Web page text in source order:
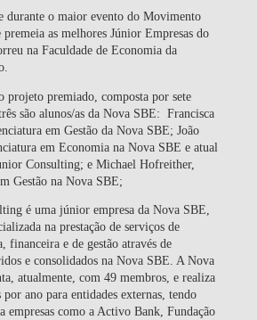
durante o maior evento do Movimento
as melhores Júnior Empresas do
na Faculdade de Economia da
projeto premiado, composta por sete
são alunos/as da Nova SBE: Francisca
em Gestão da Nova SBE; João
em Economia na Nova SBE e atual
Consulting; e Michael Hofreither,
Gestão na Nova SBE;
é uma júnior empresa da Nova SBE,
na prestação de serviços de
financeira e de gestão através de
e consolidados na Nova SBE. A Nova
atualmente, com 49 membros, e realiza
ano para entidades externas, tendo
empresas como a Activo Bank, Fundação